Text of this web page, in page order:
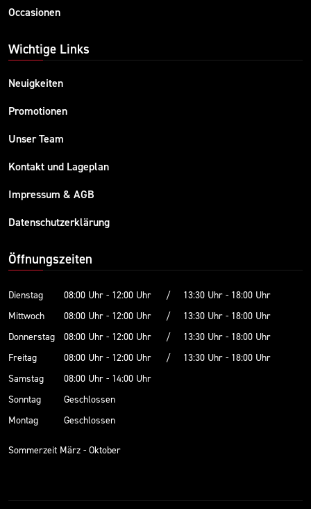
Occasionen
Wichtige Links
Neuigkeiten
Promotionen
Unser Team
Kontakt und Lageplan
Impressum & AGB
Datenschutzerklärung
Öffnungszeiten
Dienstag 08:00 Uhr - 12:00 Uhr /
13:30 Uhr - 18:00 Uhr
Mittwoch
08:00 Uhr - 12:00 Uhr /
13:30 Uhr - 18:00 Uhr
Donnerstag
08:00 Uhr - 12:00 Uhr /
13:30 Uhr - 18:00 Uhr
Freitag
08:00 Uhr - 12:00 Uhr /
13:30 Uhr - 18:00 Uhr
Samstag
08:00 Uhr - 14:00 Uhr
Sonntag
Geschlossen
Montag
Geschlossen
Sommerzeit März - Oktober